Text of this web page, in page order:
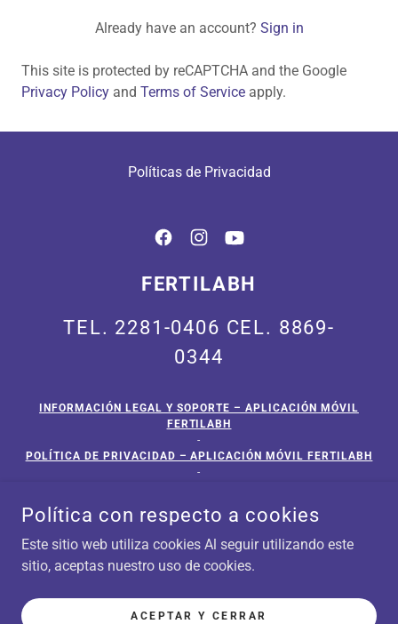
Already have an account? Sign in
This site is protected by reCAPTCHA and the Google
Privacy Policy and Terms of Service apply.
Políticas de Privacidad
FERTILABH
TEL. 2281-0406 CEL. 8869-
0344
INFORMACIÓN LEGAL Y SOPORTE – APLICACIÓN MÓVIL
FERTILABH
-
POLÍTICA DE PRIVACIDAD – APLICACIÓN MÓVIL FERTILABH
-
POWERED BY
Política con respecto a cookies
Este sitio web utiliza cookies Al seguir utilizando este
sitio, aceptas nuestro uso de cookies.
ACEPTAR Y CERRAR